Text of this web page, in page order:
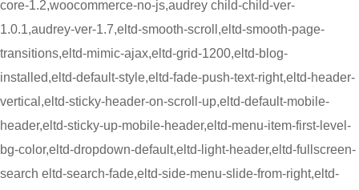
core-1.2,woocommerce-no-js,audrey child-child-ver-
1.0.1,audrey-ver-1.7,eltd-smooth-scroll,eltd-smooth-page-
transitions,eltd-mimic-ajax,eltd-grid-1200,eltd-blog-
installed,eltd-default-style,eltd-fade-push-text-right,eltd-header-
vertical,eltd-sticky-header-on-scroll-up,eltd-default-mobile-
header,eltd-sticky-up-mobile-header,eltd-menu-item-first-level-
bg-color,eltd-dropdown-default,eltd-light-header,eltd-fullscreen-
search eltd-search-fade,eltd-side-menu-slide-from-right,eltd-